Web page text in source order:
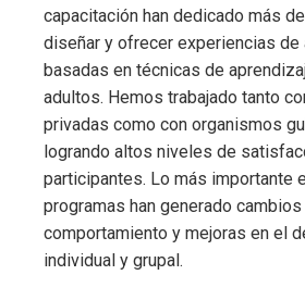
capacitación han dedicado más
diseñar y ofrecer experiencias de
basadas en técnicas de
adultos. Hemos trabajado tanto
privadas como con organismos
logrando altos niveles de
participantes. Lo más importante
programas han generado cambios
comportamiento y mejoras en el
individual y grupal.